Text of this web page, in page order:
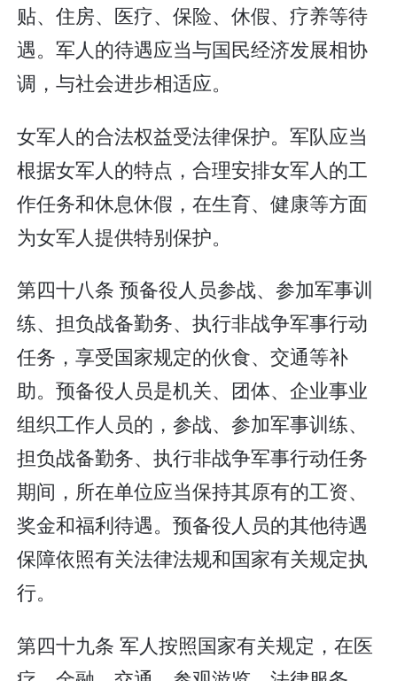
贴、住房、医疗、保险、休假、疗养等待
遇。军人的待遇应当与国民经济发展相协
调，与社会进步相适应。
女军人的合法权益受法律保护。军队应当
根据女军人的特点，合理安排女军人的工
作任务和休息休假，在生育、健康等方面
为女军人提供特别保护。
第四十八条 预备役人员参战、参加军事训
练、担负战备勤务、执行非战争军事行动
任务，享受国家规定的伙食、交通等补
助。预备役人员是机关、团体、企业事业
组织工作人员的，参战、参加军事训练、
担负战备勤务、执行非战争军事行动任务
期间，所在单位应当保持其原有的工资、
奖金和福利待遇。预备役人员的其他待遇
保障依照有关法律法规和国家有关规定执
行。
第四十九条 军人按照国家有关规定，在医